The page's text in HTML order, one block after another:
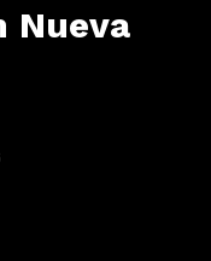
Nueva